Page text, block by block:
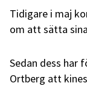
Tidigare i maj
om att sätta
Sedan dess har
Ortberg att